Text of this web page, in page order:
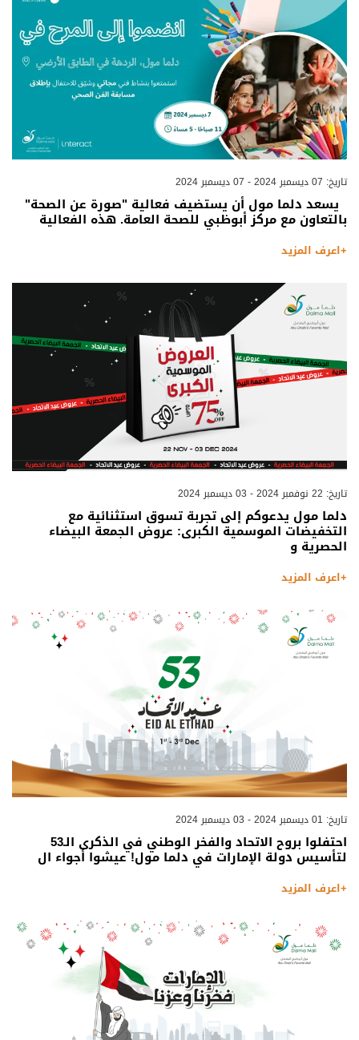
تاريخ: 07 ديسمبر 2024 - 07 ديسمبر 2024
يسعد دلما مول أن يستضيف فعالية "صورة عن الصحة"
بالتعاون مع مركز أبوظبي للصحة العامة. هذه الفعالية
+اعرف المزيد
تاريخ: 22 نوفمبر 2024 - 03 ديسمبر 2024
دلما مول يدعوكم إلى تجربة تسوق استثنائية مع
التخفيضات الموسمية الكبرى: عروض الجمعة البيضاء
الحصرية و
+اعرف المزيد
تاريخ: 01 ديسمبر 2024 - 03 ديسمبر 2024
احتفلوا بروح الاتحاد والفخر الوطني في الذكرى الـ53
لتأسيس دولة الإمارات في دلما مول! عيشوا أجواء ال
+اعرف المزيد